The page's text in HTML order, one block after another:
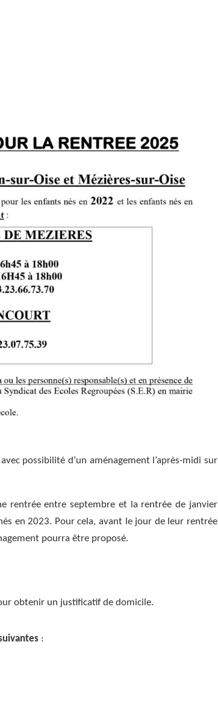
possibilité d’un aménagement l’après-midi sur
rentrée entre septembre et la rentrée de janvier
en 2023. Pour cela, avant le jour de leur rentrée
pourra être proposé.
obtenir un justificatif de domicile.
: